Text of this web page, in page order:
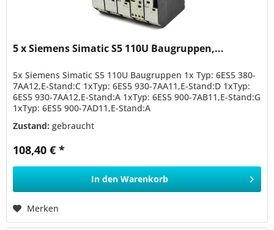
5 x Siemens Simatic S5 110U Baugruppen,...
5x Siemens Simatic S5 110U Baugruppen 1x Typ: 6ES5 380-
7AA12,E-Stand:C 1xTyp: 6ES5 930-7AA11,E-Stand:D 1xTyp:
6ES5 930-7AA12,E-Stand:A 1xTyp: 6ES5 900-7AB11,E-Stand:G
1xTyp: 6ES5 900-7AD11,E-Stand:A
Zustand:gebraucht
108,40 € *
In den Warenkorb
Merken